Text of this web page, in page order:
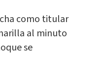
como titular
al minuto
se